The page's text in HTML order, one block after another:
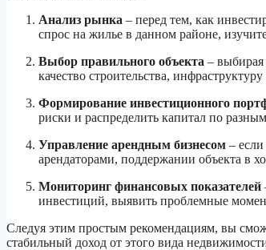
Анализ рынка – перед тем, как
спрос на жилье в данном районе,
Выбор правильного объекта –
качество строительства,
Формирование инвестиционного
риски и распределить капитал по
Управление арендным бизнесом –
арендаторами, поддержании объекта в
Мониторинг финансовых показателей
инвестиций, выявить проблемные
Следуя этим простым рекомендациям, вы
стабильный доход от этого вида